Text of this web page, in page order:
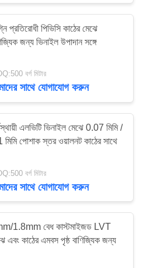
কার্পেট মেঝে
প্রতিরোধী পিভিসি কাঠের মেঝে
জন্য ভিনাইল উপাদান সঙ্গে
বর্গ মিটার
সাথে যোগাযোগ করুন
এলভিটি ভিনাইল মেঝে 0.07 মিমি /
মিমি পোশাক স্তর ওয়ালনট কাঠের সাথে
বর্গ মিটার
সাথে যোগাযোগ করুন
1.8mm বেধ কাস্টমাইজড LVT
এবং কাঠের এমবস পৃষ্ঠ বাণিজ্যিক জন্য